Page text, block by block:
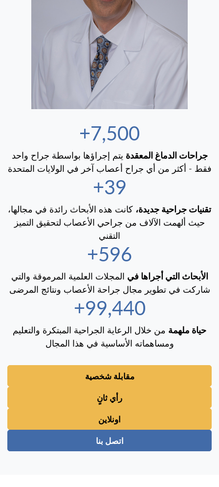
7,500+
جراحات الدماغ المعقدة يتم إجراؤها بواسطة جراح واحد
فقط - أكثر من أي جراح أعصاب آخر في الولايات المتحدة
40+
تقنيات جراحية جديدة، كانت هذه الأبحاث رائدة في مجالها،
حيث ألهمت الآلاف من جراحي الأعصاب لتحقيق التميز
التقني
600+
الأبحاث التي أجراها في المجلات العلمية المرموقة والتي
شاركت في تطوير مجال جراحة الأعصاب ونتائج المرضى
100,000+
حياة ملهمة من خلال الرعاية الجراحية المبتكرة والتعليم
ومساهماته الأساسية في هذا المجال
مقابلة شخصية
رأي ثانٍ
اونلاين
اتصل بنا